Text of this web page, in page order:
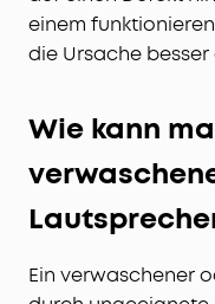
einem
die Ursache besser
Wie kann
Ein verwaschener